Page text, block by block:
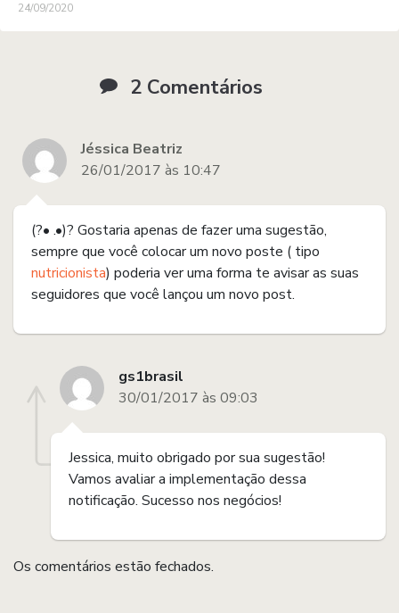
24/09/2020
2 Comentários
Jéssica Beatriz
26/01/2017 às 10:47
(?• .•)? Gostaria apenas de fazer uma sugestão,
sempre que você colocar um novo poste ( tipo
nutricionista) poderia ver uma forma te avisar as suas
seguidores que você lançou um novo post.
gs1brasil
30/01/2017 às 09:03
Jessica, muito obrigado por sua sugestão!
Vamos avaliar a implementação dessa
notificação. Sucesso nos negócios!
Os comentários estão fechados.